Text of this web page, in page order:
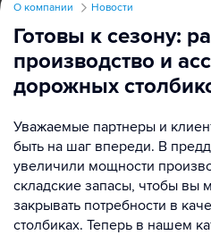
О компании Новости
Готовы к сезону:
производство и
дорожных
Уважаемые партнеры и
быть на шаг впереди. В
увеличили мощности
складские запасы, чтобы вы
закрывать потребности в
столбиках. Теперь в нашем